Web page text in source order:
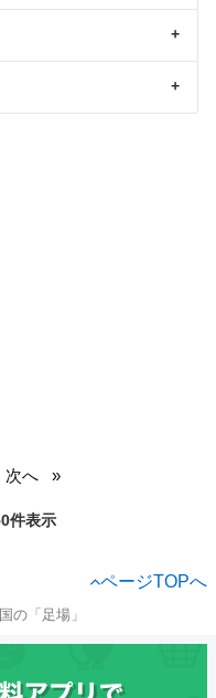
次へ
件表示
ページTOPへ
の「足場」